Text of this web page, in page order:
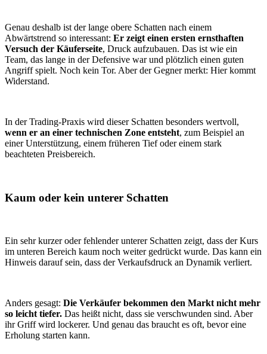
Genau deshalb ist der lange obere Schatten nach einem
Abwärtstrend so interessant: Er zeigt einen ersten ernsthaften
Versuch der Käuferseite, Druck aufzubauen. Das ist wie ein
Team, das lange in der Defensive war und plötzlich einen guten
Angriff spielt. Noch kein Tor. Aber der Gegner merkt: Hier kommt
Widerstand.
In der Trading-Praxis wird dieser Schatten besonders wertvoll,
wenn er an einer technischen Zone entsteht, zum Beispiel an
einer Unterstützung, einem früheren Tief oder einem stark
beachteten Preisbereich.
Kaum oder kein unterer Schatten
Ein sehr kurzer oder fehlender unterer Schatten zeigt, dass der Kurs
im unteren Bereich kaum noch weiter gedrückt wurde. Das kann ein
Hinweis darauf sein, dass der Verkaufsdruck an Dynamik verliert.
Anders gesagt: Die Verkäufer bekommen den Markt nicht mehr
so leicht tiefer. Das heißt nicht, dass sie verschwunden sind. Aber
ihr Griff wird lockerer. Und genau das braucht es oft, bevor eine
Erholung starten kann.